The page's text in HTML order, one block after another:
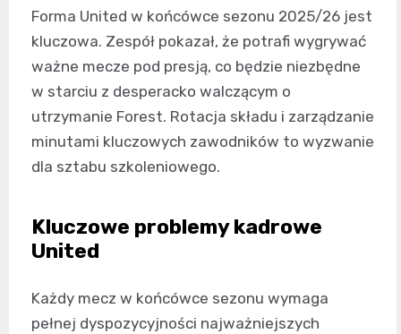
Forma United w końcówce sezonu 2025/26 jest
kluczowa. Zespół pokazał, że potrafi wygrywać
ważne mecze pod presją, co będzie niezbędne
w starciu z desperacko walczącym o
utrzymanie Forest. Rotacja składu i zarządzanie
minutami kluczowych zawodników to wyzwanie
dla sztabu szkoleniowego.
Kluczowe problemy kadrowe
United
Każdy mecz w końcówce sezonu wymaga
pełnej dyspozycyjności najważniejszych